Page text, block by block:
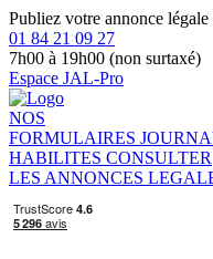
Publiez votre annonce
01 84 21 09 27
7h00 à 19h00 (non surtaxé)
Espace JAL-Pro
NOS
FORMULAIRES
HABILITES CONSULTER
LES ANNONCES